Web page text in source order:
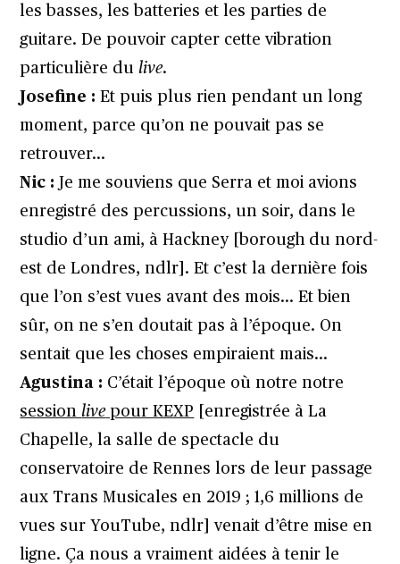
les basses, les batteries et les parties de
guitare. De pouvoir capter cette vibration
particulière dulive.
Josefine : Et puis plus rien pendant un long
moment, parce qu’on ne pouvait pas se
retrouver…
Nic : Je me souviens que Serra et moi avions
enregistré des percussions, un soir, dans le
studio d’un ami, à Hackney [borough du nord-
est de Londres, ndlr]. Et c’est la dernière fois
que l’on s’est vues avant des mois… Et bien
sûr, on ne s’en doutait pas à l’époque. On
sentait que les choses empiraient mais…
Agustina : C’était l’époque où notre notre
sessionlivepour KEXP [enregistrée à La
Chapelle, la salle de spectacle du
conservatoire de Rennes lors de leur passage
aux Trans Musicales en 2019 ; 1,6 millions de
vues sur YouTube, ndlr] venait d’être mise en
ligne. Ça nous a vraiment aidées à tenir le